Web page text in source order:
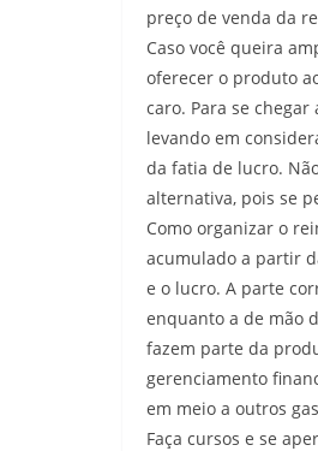
preço de venda da
Caso você queira
oferecer o produto
caro. Para se
levando em
da fatia de lucro.
alternativa, pois se
Como organizar o
acumulado a partir
e o lucro. A parte
enquanto a de mão
fazem parte da
gerenciamento
em meio a outros
Faça cursos e se